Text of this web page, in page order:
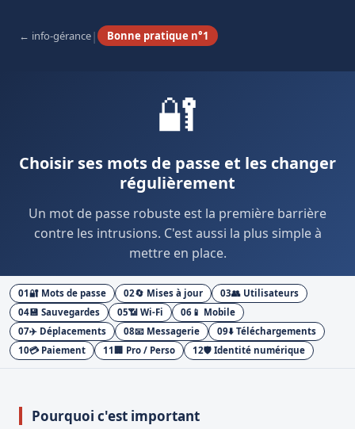
info-gérance| Bonne pratique n°1
🔐
Choisir ses mots de passe et les changer
régulièrement
Un mot de passe robuste est la première barrière
contre les intrusions. C'est aussi la plus simple à
mettre en place.
01🔐 Mots de passe 02🔄 Mises à jour 03👥 Utilisateurs
04💾 Sauvegardes 05📶 Wi-Fi 06 📱 Mobile
07✈️ Déplacements 08📧 Messagerie 09⬇️ Téléchargements
10💳 Paiement 11 🏢 Pro / Perso 12🛡️ Identité numérique
Pourquoi c'est important